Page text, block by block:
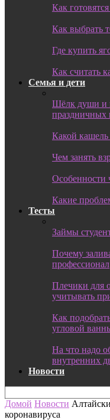
Как
Как выбрать
Где купить
Как считать
Семья и дети
Шёлк души и
праздничных
Какой
Чем занять
Особенности
Какие
Тесты
Займы
Почему
профессионал
Плечики для
учитывать
Как
угловой
На что надо
внутренних
Новости
Домой Новости
коронавируса